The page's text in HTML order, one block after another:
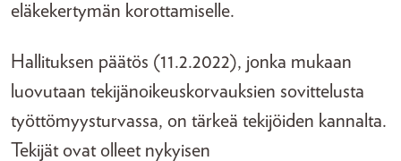
eläkekertymän korottamiselle.
Hallituksen päätös (11.2.2022), jonka mukaan
luovutaan tekijänoikeuskorvauksien sovittelusta
työttömyysturvassa, on tärkeä tekijöiden kannalta.
Tekijät ovat olleet nykyisen